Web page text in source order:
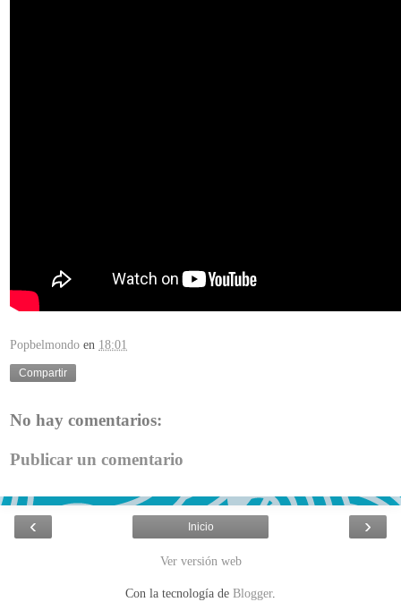
Popbelmondo en 18:01
Compartir
No hay comentarios:
Publicar un comentario
‹ ›
Inicio
Ver versión web
Con la tecnología de Blogger.